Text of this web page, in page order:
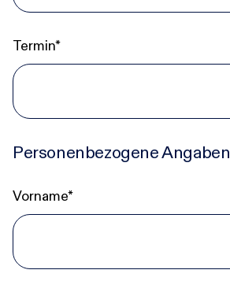
Über uns
Termin*
Personenbezogene Angaben
Vorname*